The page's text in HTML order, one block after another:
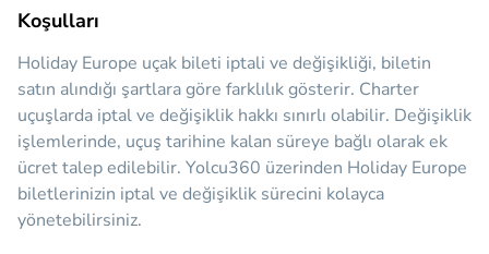
Koşulları
Holiday Europe uçak bileti iptali ve değişikliği, biletin
satın alındığı şartlara göre farklılık gösterir. Charter
uçuşlarda iptal ve değişiklik hakkı sınırlı olabilir. Değişiklik
işlemlerinde, uçuş tarihine kalan süreye bağlı olarak ek
ücret talep edilebilir. Yolcu360 üzerinden Holiday Europe
biletlerinizin iptal ve değişiklik sürecini kolayca
yönetebilirsiniz.